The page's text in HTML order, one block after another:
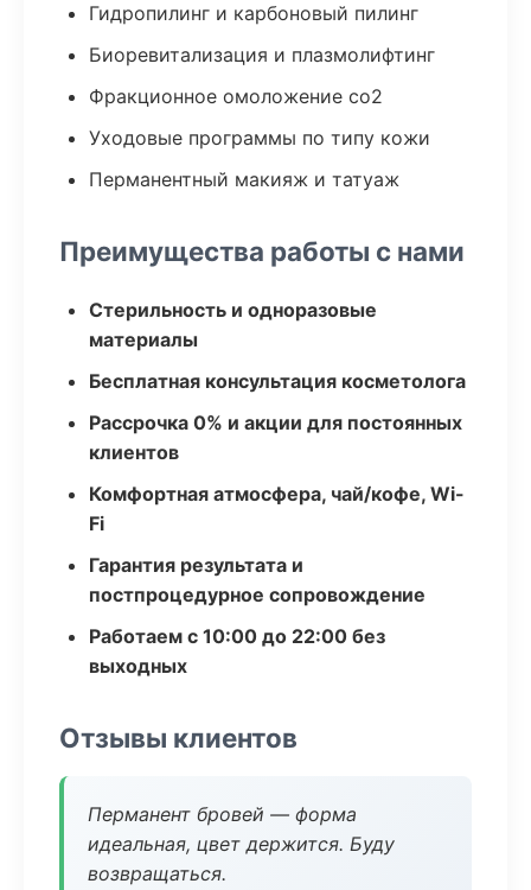
Гидропилинг и карбоновый пилинг
Биоревитализация и плазмолифтинг
Фракционное омоложение co2
Уходовые программы по типу кожи
Перманентный макияж и татуаж
Преимущества работы с нами
Стерильность и одноразовые
материалы
Бесплатная консультация косметолога
Рассрочка 0% и акции для постоянных
клиентов
Комфортная атмосфера, чай/кофе, Wi-
Fi
Гарантия результата и
постпроцедурное сопровождение
Работаем с 10:00 до 22:00 без
выходных
Отзывы клиентов
Перманент бровей — форма
идеальная, цвет держится. Буду
возвращаться.